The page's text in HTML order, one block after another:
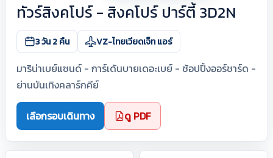
ทัวร์สิงคโปร์ - สิงคโปร์ ปาร์ตี้ 3D2N
3 วัน 2 คืน VZ-ไทยเวียดเจ็ท แอร์
มาริน่าเบย์แซนด์ - การ์เด้นบายเดอะเบย์ - ช้อปปิ้งออร์ชาร์ด -
ย่านบันเทิงคลาร์กคีย์
เลือกรอบเดินทาง ดู PDF